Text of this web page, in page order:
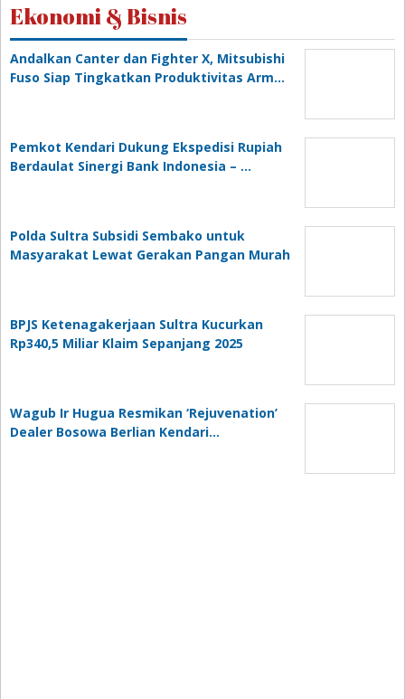
Ekonomi & Bisnis
Andalkan Canter dan Fighter X, Mitsubishi
Fuso Siap Tingkatkan Produktivitas Arm…
Pemkot Kendari Dukung Ekspedisi Rupiah
Berdaulat Sinergi Bank Indonesia – …
Polda Sultra Subsidi Sembako untuk
Masyarakat Lewat Gerakan Pangan Murah
BPJS Ketenagakerjaan Sultra Kucurkan
Rp340,5 Miliar Klaim Sepanjang 2025
Wagub Ir Hugua Resmikan ‘Rejuvenation’
Dealer Bosowa Berlian Kendari…